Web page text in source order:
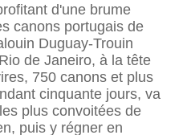
d'une brume
canons portugais de
Duguay-Trouin
de Janeiro, à la tête
750 canons et plus
cinquante jours, va
plus convoitées de
puis y régner en